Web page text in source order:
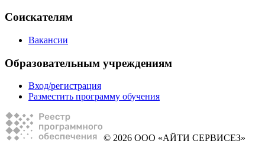
Соискателям
Вакансии
Образовательным учреждениям
Вход/регистрация
Разместить программу обучения
© 2026 ООО «АЙТИ СЕРВИСЕЗ»